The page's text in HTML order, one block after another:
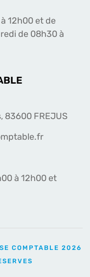
12h00 et de
de 08h30 à
83600 FREJUS
à 12h00 et
COMPTABLE 2026